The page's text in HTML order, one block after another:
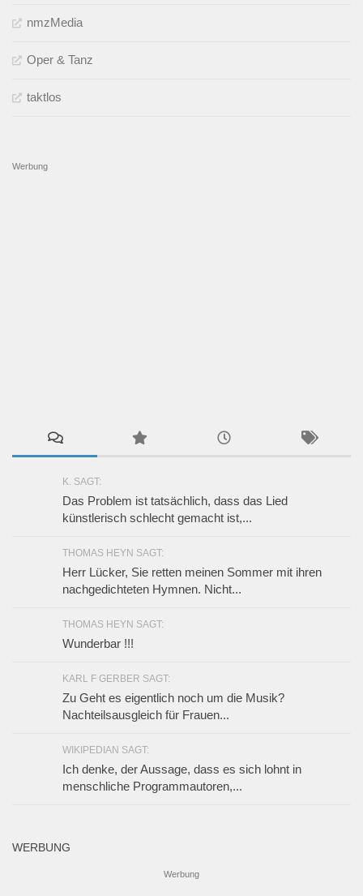
nmzMedia
Oper & Tanz
taktlos
Werbung
K. SAGT:
Das Problem ist tatsächlich, dass das Lied
künstlerisch schlecht gemacht ist,...
THOMAS HEYN SAGT:
Herr Lücker, Sie retten meinen Sommer mit ihren
nachgedichteten Hymnen. Nicht...
THOMAS HEYN SAGT:
Wunderbar !!!
KARL F GERBER SAGT:
Zu Geht es eigentlich noch um die Musik?
Nachteilsausgleich für Frauen...
WIKIPEDIAN SAGT:
Ich denke, der Aussage, dass es sich lohnt in
menschliche Programmautoren,...
WERBUNG
Werbung